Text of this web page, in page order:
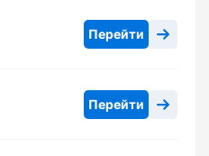
Перейти
Перейти